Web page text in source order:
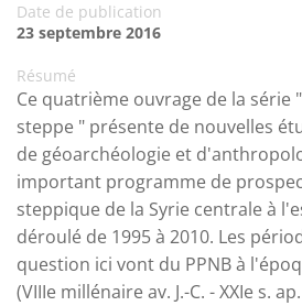
Date de publication
23 septembre 2016
Résumé
Ce quatrième ouvrage de la série
steppe " présente de nouvelles
de géoarchéologie et
important programme de
steppique de la Syrie centrale à
déroulé de 1995 à 2010. Les
question ici vont du PPNB à
(VIIIe millénaire av. J.-C. - XXIe s.